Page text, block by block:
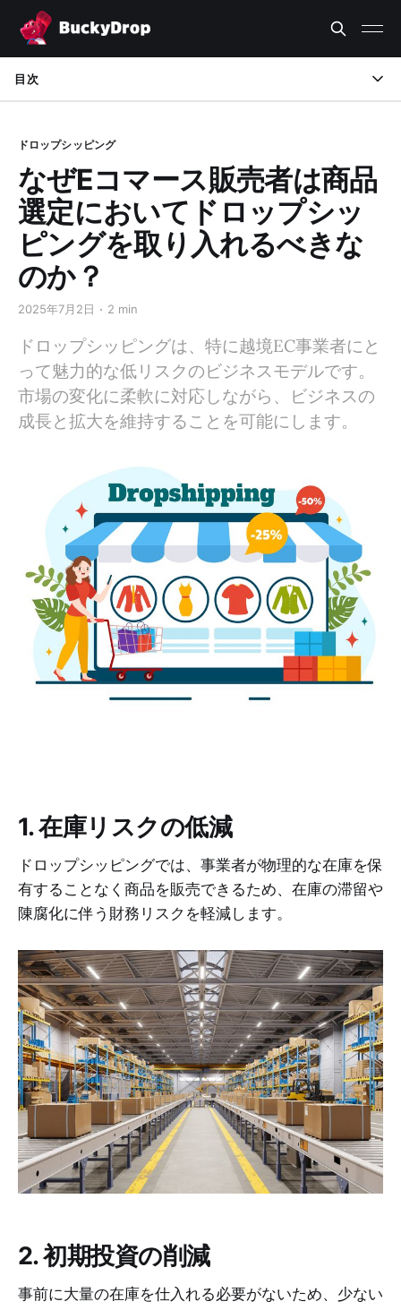
目次
3. 商品ラインナップの拡大
4. 迅速な市場対応
5. 柔軟なサプライチェーン管理
6. 運用コストの削減
7. スピーディーな市場参入
8. マーケティングと販売への集中
9. 顧客満足度の向上
11. 既存トラフィックの活用
BuckyDropを活用して、欲しい商品を見つけましょう
さらに詳しく
ドロップシッピング
なぜEコマース販売者は商品
選定においてドロップシッ
ピングを取り入れるべきな
のか？
2025年7月2日 2 min
ドロップシッピングは、特に越境EC事業者にと
って魅力的な低リスクのビジネスモデルです。
市場の変化に柔軟に対応しながら、ビジネスの
成長と拡大を維持することを可能にします。
1. 在庫リスクの低減
ドロップシッピングでは、事業者が物理的な在庫を保
有することなく商品を販売できるため、在庫の滞留や
陳腐化に伴う財務リスクを軽減します。
2. 初期投資の削減
事前に大量の在庫を仕入れる必要がないため、少ない